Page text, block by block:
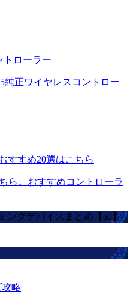
トローラー
純正ワイヤレスコントロー
すすめ20選はこちら
ら。おすすめコントローラ
ングデバイスまとめ【ad】
略